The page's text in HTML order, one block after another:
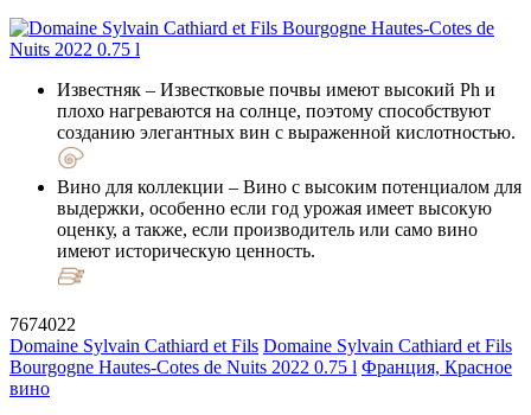
Известняк – Известковые почвы имеют высокий Ph и
плохо нагреваются на солнце, поэтому способствуют
созданию элегантных вин с выраженной кислотностью.
Вино для коллекции – Вино с высоким потенциалом для
выдержки, особенно если год урожая имеет высокую
оценку, а также, если производитель или само вино
имеют историческую ценность.
7674022
Domaine Sylvain Cathiard et Fils Domaine Sylvain Cathiard et Fils
Bourgogne Hautes-Cotes de Nuits 2022 0.75 l Франция, Красное
вино